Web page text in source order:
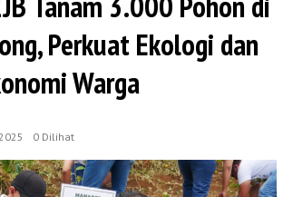
Perkuat Ekologi dan
Warga
0 Dilihat